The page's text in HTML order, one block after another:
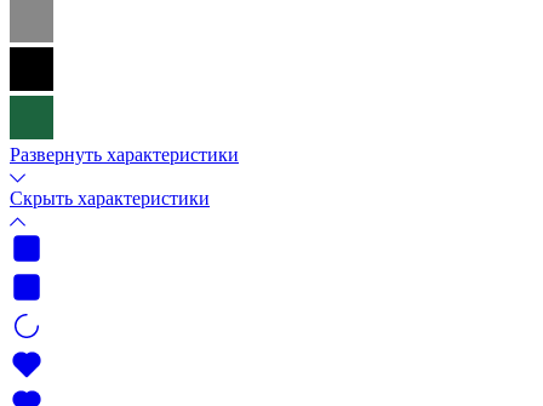
Развернуть характеристики
Скрыть характеристики